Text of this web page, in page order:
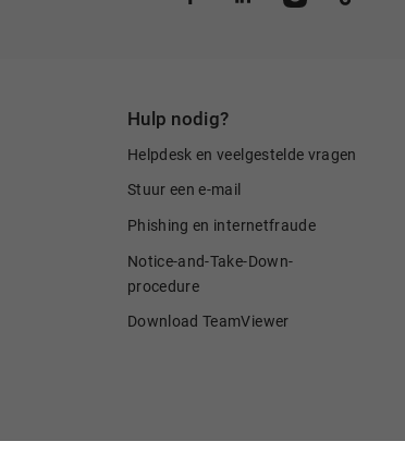
Hulp nodig?
Helpdesk en veelgestelde vragen
Stuur een e-mail
Phishing en internetfraude
Notice-and-Take-Down-
procedure
Download TeamViewer